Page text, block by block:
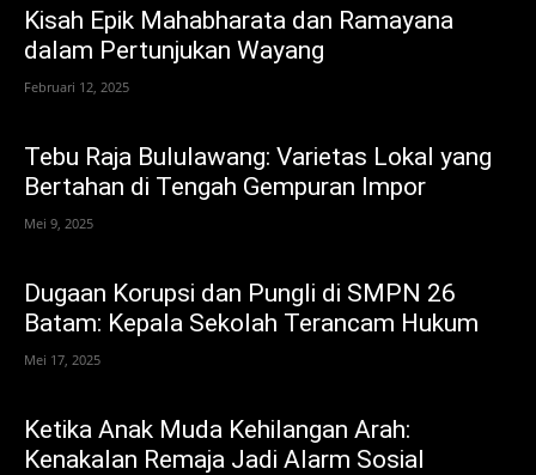
Kisah Epik Mahabharata dan Ramayana
dalam Pertunjukan Wayang
Februari 12, 2025
Tebu Raja Bululawang: Varietas Lokal yang
Bertahan di Tengah Gempuran Impor
Mei 9, 2025
Dugaan Korupsi dan Pungli di SMPN 26
Batam: Kepala Sekolah Terancam Hukum
Mei 17, 2025
Ketika Anak Muda Kehilangan Arah:
Kenakalan Remaja Jadi Alarm Sosial